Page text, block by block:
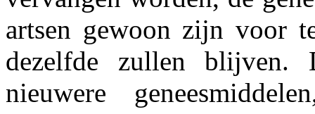
artsen gewoon zijn voor
dezelfde zullen
nieuwere